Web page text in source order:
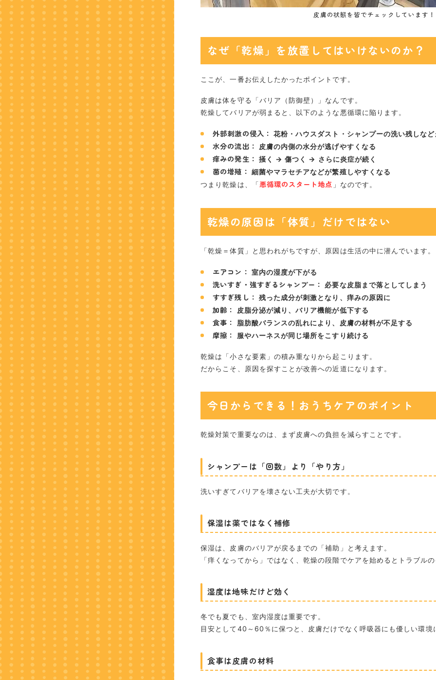
皮膚の状態を皆でチェックしています！
なぜ「乾燥」を放置してはいけないのか？
ここが、一番お伝えしたかったポイントです。
皮膚は体を守る「バリア（防御壁）」なんです。
乾燥してバリアが弱まると、以下のような悪循環に陥ります。
外部刺激の侵入： 花粉・ハウスダスト・シャンプーの洗い残しな
水分の流出： 皮膚の内側の水分が逃げやすくなる
痒みの発生： 掻く → 傷つく → さらに炎症が続く
菌の増殖： 細菌やマラセチアなどが繁殖しやすくなる
つまり乾燥は、「悪循環のスタート地点 」なのです。
乾燥の原因は「体質」だけではない
「乾燥＝体質」と思われがちですが、原因は生活の中に潜んでいます。
エアコン： 室内の湿度が下がる
洗いすぎ・強すぎるシャンプー： 必要な皮脂まで落としてしまう
すすぎ残し： 残った成分が刺激となり、痒みの原因に
加齢： 皮脂分泌が減り、バリア機能が低下する
食事： 脂肪酸バランスの乱れにより、皮膚の材料が不足する
摩擦： 服やハーネスが同じ場所をこすり続ける
乾燥は「小さな要素」の積み重なりから起こります。
だからこそ、原因を探すことが改善への近道になります。
今日からできる！おうちケアのポイント
乾燥対策で重要なのは、まず皮膚への負担を減らすことです。
シャンプーは「回数」より「やり方」
洗いすぎてバリアを壊さない工夫が大切です。
保湿は薬ではなく補修
保湿は、皮膚のバリアが戻るまでの「補助」と考えます。
「痒くなってから」ではなく、乾燥の段階でケアを始めるとトラブル
湿度は地味だけど効く
冬でも夏でも、室内湿度は重要です。
目安として40～60％に保つと、皮膚だけでなく呼吸器にも優しい環境
食事は皮膚の材料